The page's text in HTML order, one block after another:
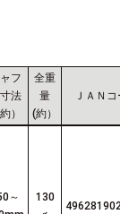
フ
寸法
約）
全重
量
(約）
ＪＡＮコ
～
130